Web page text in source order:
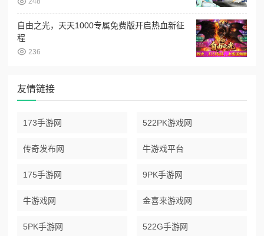
自由之光，天天1000专属免费版开启热血新征
程
236
友情链接
173手游网 522PK游戏网
传奇发布网 牛游戏平台
175手游网 9PK手游网
牛游戏网 金喜来游戏网
5PK手游网 522G手游网